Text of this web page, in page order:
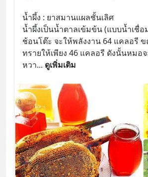
น้ำผึ้ง : ยาสมานแผลชั้นเลิศ
น้ำผึ้งเป็นน้ำตาลเข้มข้น (แบบน้ำเชื่อ
ช้อนโต๊ะ จะให้พลังงาน 64 แคลอรี
ทรายให้เพียง 46 แคลอรี ดังนั้นหมอ
หวา... ดูเพิ่มเติม